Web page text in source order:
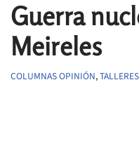
Guerra
Meireles
COLUMNAS OPINIÓN,